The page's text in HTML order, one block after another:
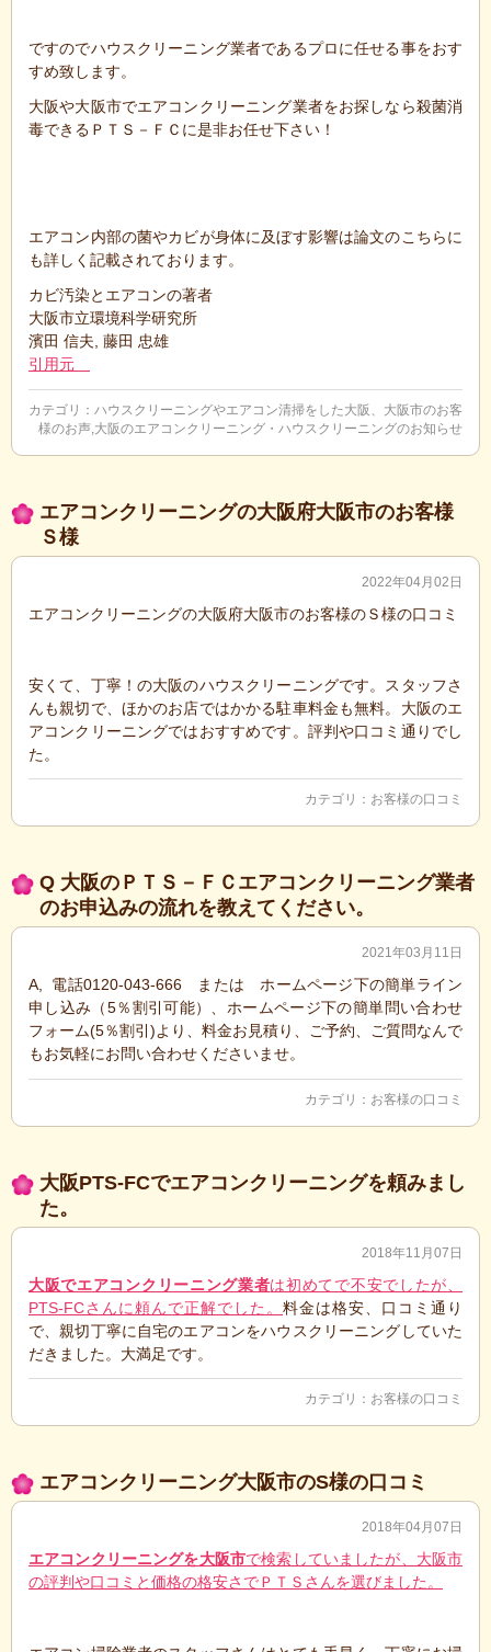
ですのでハウスクリーニング業者であるプロに任せる事をおす
すめ致します。
大阪や大阪市でエアコンクリーニング業者をお探しなら殺菌消
毒できるＰＴＳ－ＦＣに是非お任せ下さい！
エアコン内部の菌やカビが身体に及ぼす影響は論文のこちらに
も詳しく記載されております。
カビ汚染とエアコンの著者
大阪市立環境科学研究所
濱田 信夫, 藤田 忠雄
引用元
カテゴリ： ハウスクリーニングやエアコン清掃をした大阪、大阪市のお客
様のお声 大阪のエアコンクリーニング・ハウスクリーニングのお知らせ
エアコンクリーニングの大阪府大阪市のお客様
Ｓ様
2022年04月02日
エアコンクリーニングの大阪府大阪市のお客様のＳ様の口コミ
安くて、丁寧！の大阪のハウスクリーニングです。スタッフさ
んも親切で、ほかのお店ではかかる駐車料金も無料。大阪のエ
アコンクリーニングではおすすめです。評判や口コミ通りでし
た。
カテゴリ： お客様の口コミ
Q 大阪のＰＴＳ－ＦＣエアコンクリーニング業者
のお申込みの流れを教えてください。
2021年03月11日
A, 電話0120-043-666 または ホームページ下の簡単ライン
申し込み（5％割引可能）、ホームページ下の簡単問い合わせ
フォーム(5％割引)より、料金お見積り、ご予約、ご質問なんで
もお気軽にお問い合わせくださいませ。
カテゴリ： お客様の口コミ
大阪PTS-FCでエアコンクリーニングを頼みまし
た。
2018年11月07日
大阪でエアコンクリーニング業者は初めてで不安でしたが、
PTS-FCさんに頼んで正解でした。 料金は格安、口コミ通り
で、親切丁寧に自宅のエアコンをハウスクリーニングしていた
だきました。大満足です。
カテゴリ： お客様の口コミ
エアコンクリーニング大阪市のS様の口コミ
2018年04月07日
エアコンクリーニングを大阪市で検索していましたが、大阪市
の評判や口コミと価格の格安さでＰＴＳさんを選びました。